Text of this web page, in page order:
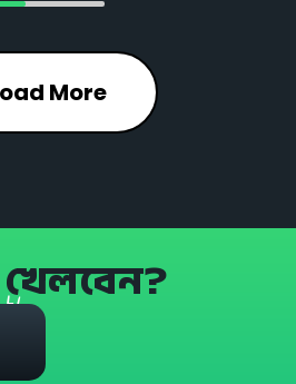
More